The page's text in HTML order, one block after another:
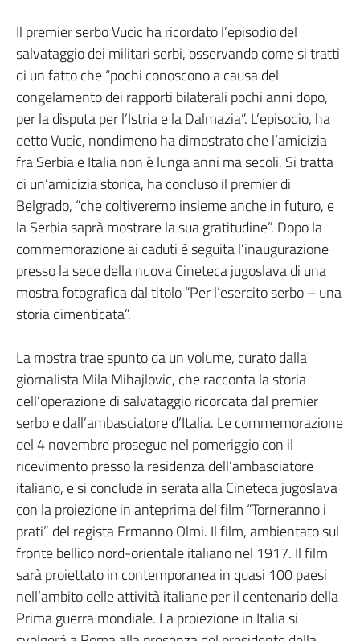
Il premier serbo Vucic ha ricordato l’episodio del
salvataggio dei militari serbi, osservando come si tratti
di un fatto che “pochi conoscono a causa del
congelamento dei rapporti bilaterali pochi anni dopo,
per la disputa per l’Istria e la Dalmazia”. L’episodio, ha
detto Vucic, nondimeno ha dimostrato che l’amicizia
fra Serbia e Italia non è lunga anni ma secoli. Si tratta
di un’amicizia storica, ha concluso il premier di
Belgrado, “che coltiveremo insieme anche in futuro, e
la Serbia saprà mostrare la sua gratitudine”. Dopo la
commemorazione ai caduti è seguita l’inaugurazione
presso la sede della nuova Cineteca jugoslava di una
mostra fotografica dal titolo “Per l’esercito serbo – una
storia dimenticata”.
La mostra trae spunto da un volume, curato dalla
giornalista Mila Mihajlovic, che racconta la storia
dell’operazione di salvataggio ricordata dal premier
serbo e dall’ambasciatore d’Italia. Le commemorazione
del 4 novembre prosegue nel pomeriggio con il
ricevimento presso la residenza dell’ambasciatore
italiano, e si conclude in serata alla Cineteca jugoslava
con la proiezione in anteprima del film “Torneranno i
prati” del regista Ermanno Olmi. Il film, ambientato sul
fronte bellico nord-orientale italiano nel 1917. Il film
sarà proiettato in contemporanea in quasi 100 paesi
nell’ambito delle attività italiane per il centenario della
Prima guerra mondiale. La proiezione in Italia si